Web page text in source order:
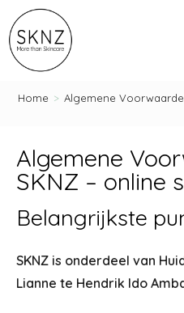
Home > Algemene
Algemene
SKNZ – online
Belangrijkste
SKNZ is onderdeel van
Lianne te Hendrik Ido